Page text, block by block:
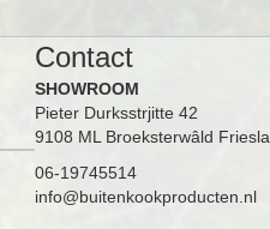
Contact
SHOWROOM
Pieter Durksstrjitte 42
9108 ML Broeksterwâld
06-19745514
info@buitenkookproducten.nl